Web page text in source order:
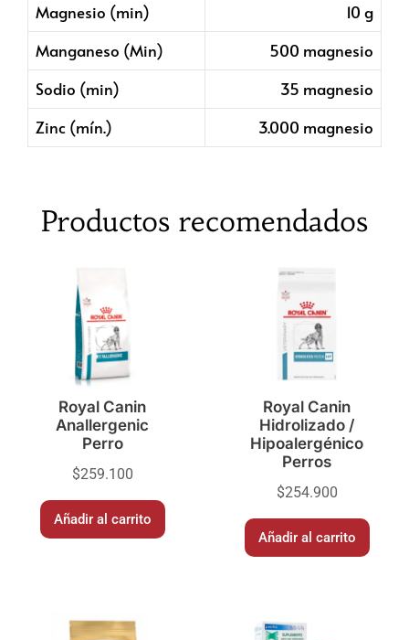
Magnesio (min)
10 g
Manganeso (Min)
500 magnesio
Sodio (min)
35 magnesio
Zinc (mín.)
3.000 magnesio
Productos recomendados
Royal Canin
Anallergenic
Perro
$259.100
Añadir al carrito
Royal Canin
Hidrolizado /
Hipoalergénico
Perros
$254.900
Añadir al carrito